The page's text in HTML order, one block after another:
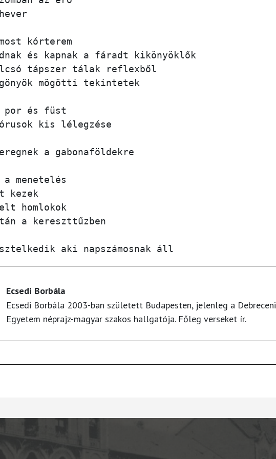
kórterem
és kapnak a fáradt kikönyöklők
tápszer tálak reflexből
mögötti tekintetek
por és füst
kis lélegzése
a gabonaföldekre
menetelés
kezek
homlokok
a kereszttűzben
Ecsedi Borbála
Ecsedi Borbála 2003-ban született Budapesten, jelenleg a Debreceni
Egyetem néprajz-magyar szakos hallgatója. Főleg verseket ír.